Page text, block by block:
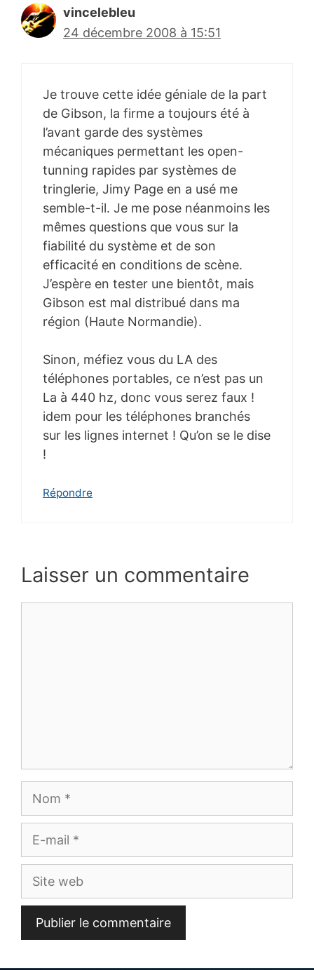
vincelebleu
24 décembre 2008 à 15:51
Je trouve cette idée géniale de la part
de Gibson, la firme a toujours été à
l’avant garde des systèmes
mécaniques permettant les open-
tunning rapides par systèmes de
tringlerie, Jimy Page en a usé me
semble-t-il. Je me pose néanmoins les
mêmes questions que vous sur la
fiabilité du système et de son
efficacité en conditions de scène.
J’espère en tester une bientôt, mais
Gibson est mal distribué dans ma
région (Haute Normandie).
Sinon, méfiez vous du LA des
téléphones portables, ce n’est pas un
La à 440 hz, donc vous serez faux !
idem pour les téléphones branchés
sur les lignes internet ! Qu’on se le dise
!
Répondre
Laisser un commentaire
Nom
E-
Site